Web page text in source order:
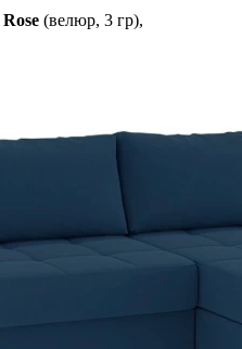
Rose (велюр, 3 гр),